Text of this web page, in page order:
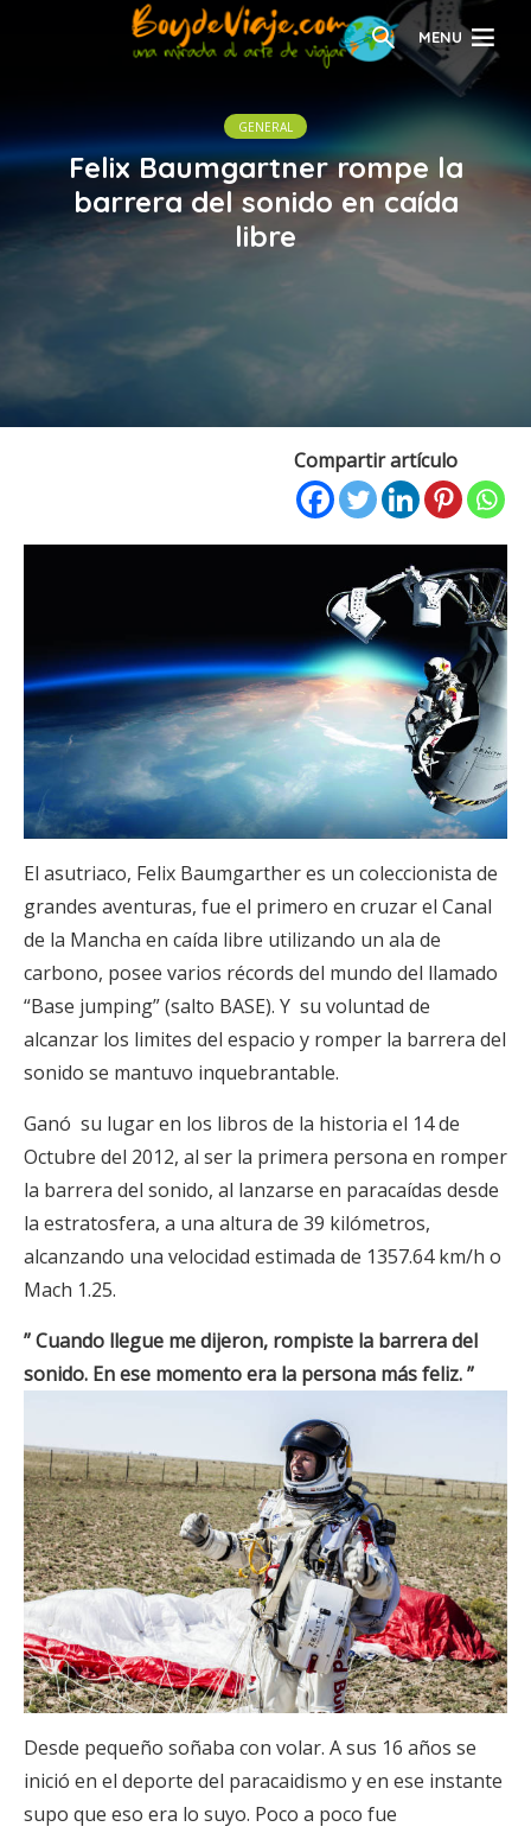
MENU
GENERAL
Felix Baumgartner rompe la
barrera del sonido en caída
libre
Compartir artículo
El asutriaco, Felix Baumgarther es un coleccionista de
grandes aventuras, fue el primero en cruzar el Canal
de la Mancha en caída libre utilizando un ala de
carbono, posee varios récords del mundo del llamado
“Base jumping” (salto BASE). Y su voluntad de
alcanzar los limites del espacio y romper la barrera del
sonido se mantuvo inquebrantable.
Ganó su lugar en los libros de la historia el 14 de
Octubre del 2012, al ser la primera persona en romper
la barrera del sonido, al lanzarse en paracaídas desde
la estratosfera, a una altura de 39 kilómetros,
alcanzando una velocidad estimada de 1357.64 km/h o
Mach 1.25.
” Cuando llegue me dijeron, rompiste la barrera del
sonido. En ese momento era la persona más feliz. ”
Desde pequeño soñaba con volar. A sus 16 años se
inició en el deporte del paracaidismo y en ese instante
supo que eso era lo suyo. Poco a poco fue